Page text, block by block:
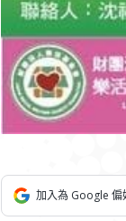
加入為 Google 偏